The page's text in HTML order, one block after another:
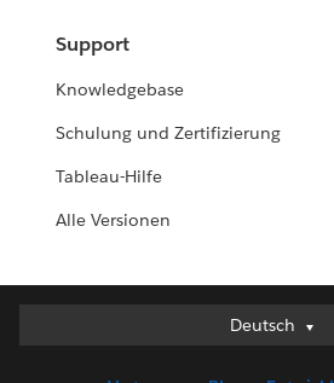
Support
Knowledgebase
Schulung und Zertifizierung
Tableau-Hilfe
Alle Versionen
Deutsch
Deutsch